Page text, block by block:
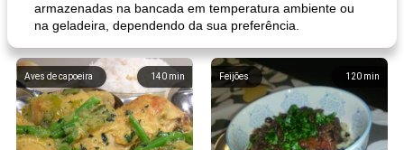
armazenadas na bancada em temperatura ambiente ou
na geladeira, dependendo da sua preferência.
140 min
Aves de capoeira 120 min
Feijões